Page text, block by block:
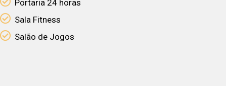
Portaria 24 horas
Sala Fitness
Salão de Jogos